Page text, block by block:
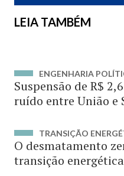
LEIA TAMBÉM
ENGENHARIA
Suspensão de R$
ruído entre União e
TRANSIÇÃO
O desmatamento
transição energética